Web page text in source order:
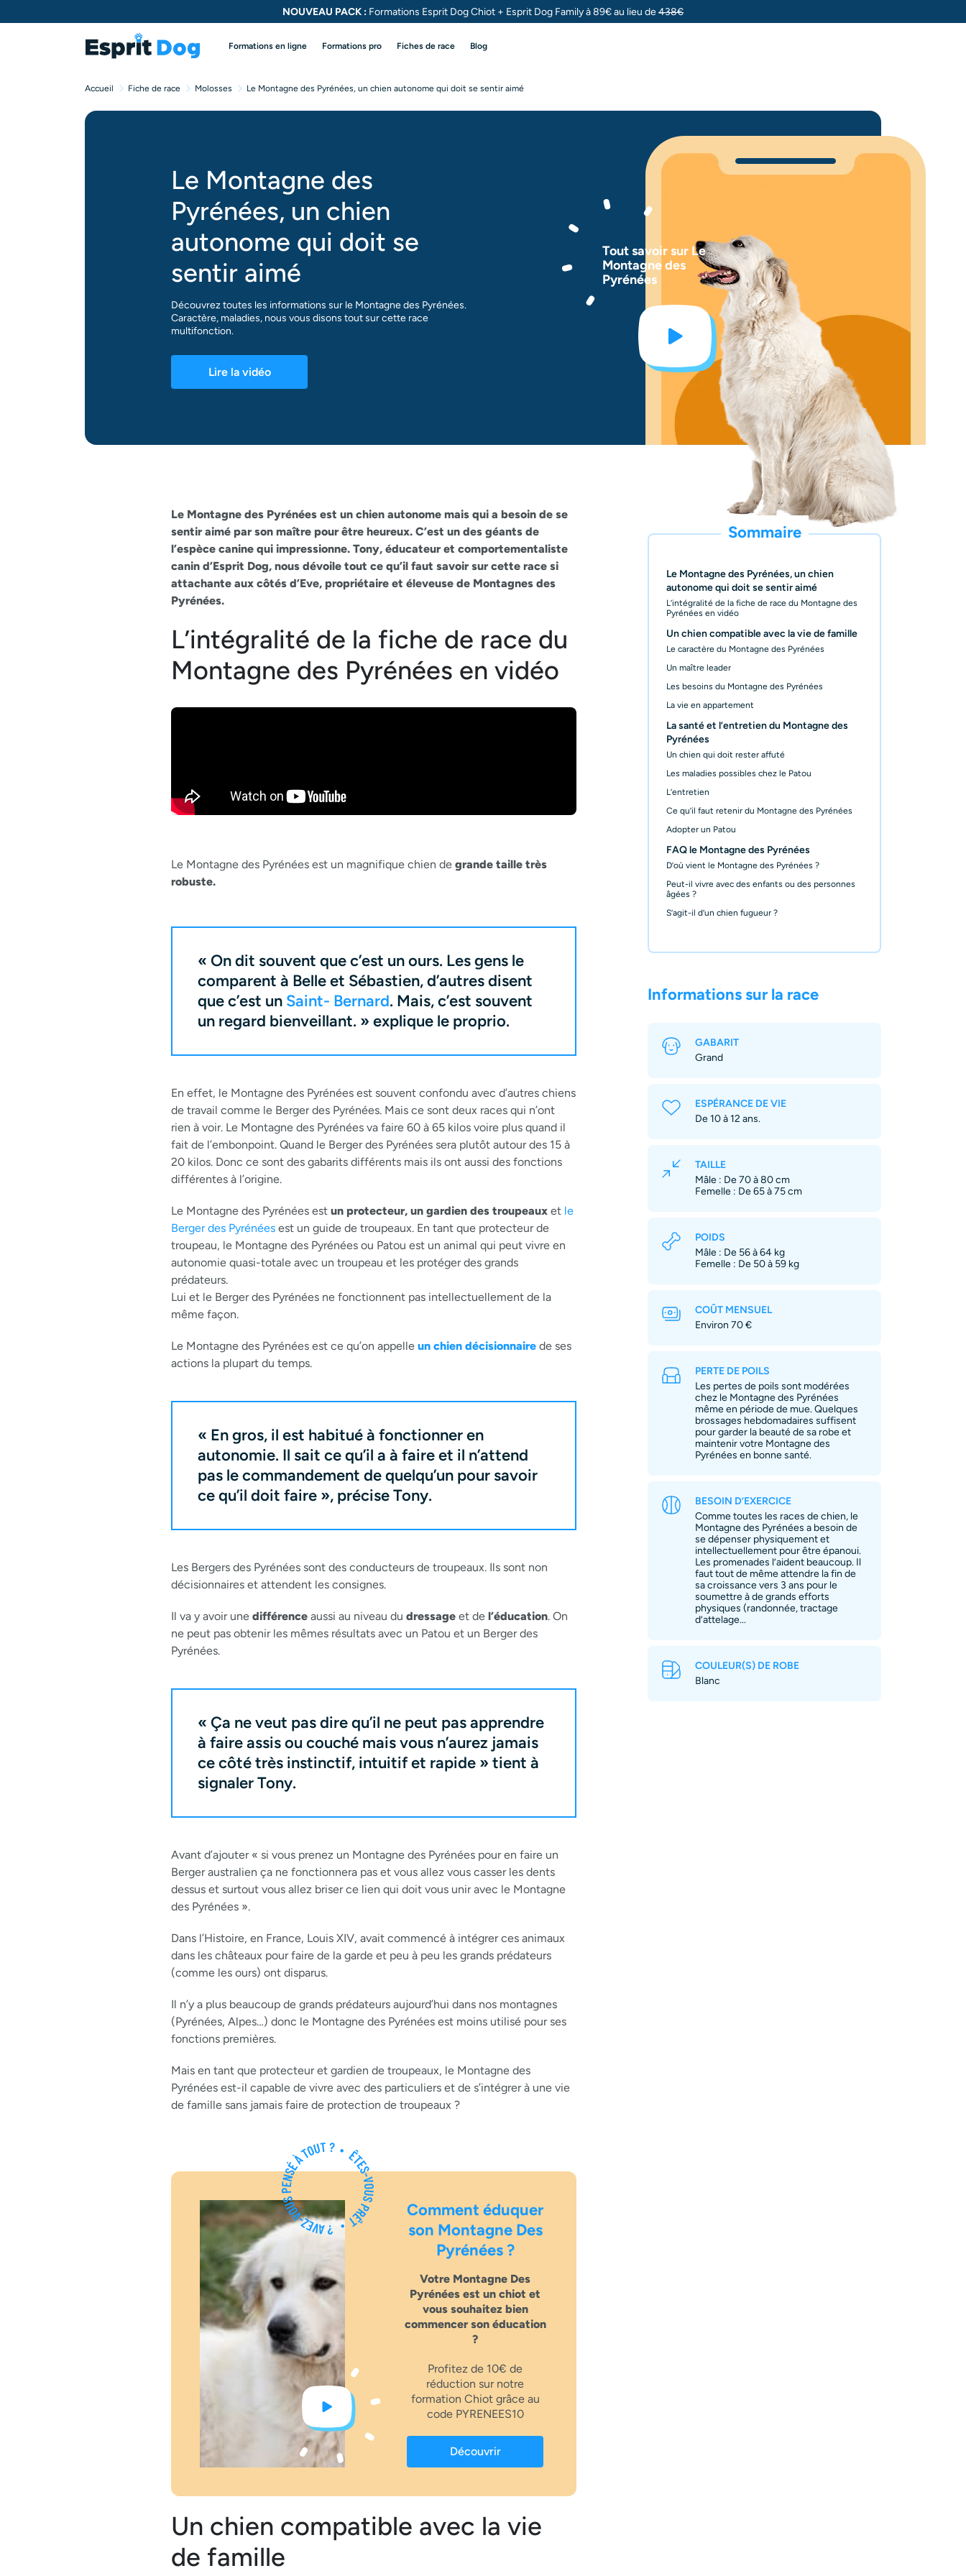
NOUVEAU PACK : Formations Esprit Dog Chiot + Esprit Dog Family à 89€ au lieu de438€
Formations en ligne Formations pro Fiches de race Blog
Accueil Fiche de race Molosses Le Montagne des Pyrénées, un chien autonome qui doit se sentir aimé
Le Montagne des
Pyrénées, un chien
autonome qui doit se
sentir aimé
Découvrez toutes les informations sur le Montagne des Pyrénées.
Caractère, maladies, nous vous disons tout sur cette race
multifonction.
Lire la vidéo
Tout savoir sur Le
Montagne des
Pyrénées
Le Montagne des Pyrénées est un chien autonome mais qui a besoin de se
sentir aimé par son maître pour être heureux. C’est un des géants de
l’espèce canine qui impressionne. Tony, éducateur et comportementaliste
canin d’Esprit Dog, nous dévoile tout ce qu’il faut savoir sur cette race si
attachante aux côtés d’Eve, propriétaire et éleveuse de Montagnes des
Pyrénées.
L’intégralité de la fiche de race du
Montagne des Pyrénées en vidéo
Le Montagne des Pyrénées est un magnifique chien de grande taille très
robuste.
« On dit souvent que c’est un ours. Les gens le
comparent à Belle et Sébastien, d’autres disent
que c’est un Saint- Bernard. Mais, c’est souvent
un regard bienveillant. » explique le proprio.
En effet, le Montagne des Pyrénées est souvent confondu avec d’autres chiens
de travail comme le Berger des Pyrénées. Mais ce sont deux races qui n’ont
rien à voir. Le Montagne des Pyrénées va faire 60 à 65 kilos voire plus quand il
fait de l’embonpoint. Quand le Berger des Pyrénées sera plutôt autour des 15 à
20 kilos. Donc ce sont des gabarits différents mais ils ont aussi des fonctions
différentes à l’origine.
Le Montagne des Pyrénées est un protecteur, un gardien des troupeaux et le
Berger des Pyrénées est un guide de troupeaux. En tant que protecteur de
troupeau, le Montagne des Pyrénées ou Patou est un animal qui peut vivre en
autonomie quasi-totale avec un troupeau et les protéger des grands
prédateurs.
Lui et le Berger des Pyrénées ne fonctionnent pas intellectuellement de la
même façon.
Le Montagne des Pyrénées est ce qu’on appelle un chien décisionnaire de ses
actions la plupart du temps.
« En gros, il est habitué à fonctionner en
autonomie. Il sait ce qu’il a à faire et il n’attend
pas le commandement de quelqu’un pour savoir
ce qu’il doit faire », précise Tony.
Les Bergers des Pyrénées sont des conducteurs de troupeaux. Ils sont non
décisionnaires et attendent les consignes.
Il va y avoir une différence aussi au niveau du dressage et de l’éducation. On
ne peut pas obtenir les mêmes résultats avec un Patou et un Berger des
Pyrénées.
« Ça ne veut pas dire qu’il ne peut pas apprendre
à faire assis ou couché mais vous n’aurez jamais
ce côté très instinctif, intuitif et rapide » tient à
signaler Tony.
Avant d’ajouter « si vous prenez un Montagne des Pyrénées pour en faire un
Berger australien ça ne fonctionnera pas et vous allez vous casser les dents
dessus et surtout vous allez briser ce lien qui doit vous unir avec le Montagne
des Pyrénées ».
Dans l’Histoire, en France, Louis XIV, avait commencé à intégrer ces animaux
dans les châteaux pour faire de la garde et peu à peu les grands prédateurs
(comme les ours) ont disparus.
Il n’y a plus beaucoup de grands prédateurs aujourd’hui dans nos montagnes
(Pyrénées, Alpes…) donc le Montagne des Pyrénées est moins utilisé pour ses
fonctions premières.
Mais en tant que protecteur et gardien de troupeaux, le Montagne des
Pyrénées est-il capable de vivre avec des particuliers et de s’intégrer à une vie
de famille sans jamais faire de protection de troupeaux ?
Comment éduquer
son Montagne Des
Pyrénées ?
Votre Montagne Des
Pyrénées est un chiot et
vous souhaitez bien
commencer son éducation
?
Profitez de 10€ de
réduction sur notre
formation Chiot grâce au
code PYRENEES10
Découvrir
Un chien compatible avec la vie
de famille
Sommaire
Le Montagne des Pyrénées, un chien
autonome qui doit se sentir aimé
L’intégralité de la fiche de race du Montagne des
Pyrénées en vidéo
Un chien compatible avec la vie de famille
Le caractère du Montagne des Pyrénées
Un maître leader
Les besoins du Montagne des Pyrénées
La vie en appartement
La santé et l’entretien du Montagne des
Pyrénées
Un chien qui doit rester affuté
Les maladies possibles chez le Patou
L’entretien
Ce qu’il faut retenir du Montagne des Pyrénées
Adopter un Patou
FAQ le Montagne des Pyrénées
D’où vient le Montagne des Pyrénées ?
Peut-il vivre avec des enfants ou des personnes
âgées ?
S’agit-il d’un chien fugueur ?
Informations sur la race
GABARIT
Grand
ESPÉRANCE DE VIE
De 10 à 12 ans.
TAILLE
Mâle : De 70 à 80 cm
Femelle : De 65 à 75 cm
POIDS
Mâle : De 56 à 64 kg
Femelle : De 50 à 59 kg
COÛT MENSUEL
Environ 70 €
PERTE DE POILS
Les pertes de poils sont modérées
chez le Montagne des Pyrénées
même en période de mue. Quelques
brossages hebdomadaires suffisent
pour garder la beauté de sa robe et
maintenir votre Montagne des
Pyrénées en bonne santé.
BESOIN D’EXERCICE
Comme toutes les races de chien, le
Montagne des Pyrénées a besoin de
se dépenser physiquement et
intellectuellement pour être épanoui.
Les promenades l’aident beaucoup. Il
faut tout de même attendre la fin de
sa croissance vers 3 ans pour le
soumettre à de grands efforts
physiques (randonnée, tractage
d’attelage...
COULEUR(S) DE ROBE
Blanc